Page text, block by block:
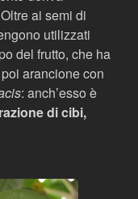
ai semi di
utilizzati
del frutto, che ha
arancione con
: anch’esso è
di cibi,